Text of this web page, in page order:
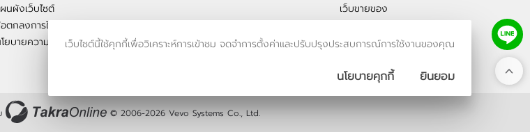
นผังเว็บไซต์
ตกลงการใช้บริการ
ยบายความเป็นส่วนตัว
เว็บขายของ
© 2006-2026 Vevo Systems Co., Ltd.
เว็บไซต์นี้ใช้คุกกี้เพื่อวิเคราะห์การเข้าชม จดจำการตั้งค่าและปรับปรุงประสบการณ์การใช้งานของคุณ
นโยบายคุกกี้ ยินยอม